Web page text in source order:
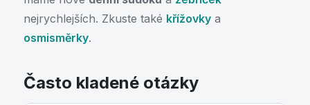
nejrychlejších. Zkuste také křížovky a
osmisměrky.
Často kladené otázky